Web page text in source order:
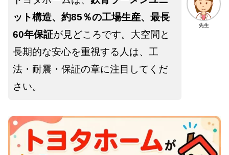
先生
ット構造、約85％の工場生産、最長
60年保証が見どころです。大空間と
長期的な安心を重視する人は、工
法・耐震・保証の章に注目してくだ
さい。